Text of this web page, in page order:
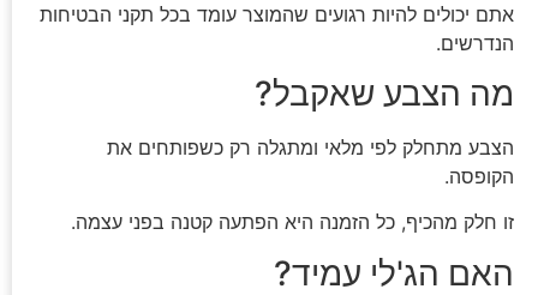
אתם יכולים להיות רגועים שהמוצר עומד בכל תקני הבטיחות
הנדרשים.
מה הצבע שאקבל?
הצבע מתחלק לפי מלאי ומתגלה רק כשפותחים את
הקופסה.
זו חלק מהכיף, כל הזמנה היא הפתעה קטנה בפני עצמה.
האם הג'לי עמיד?